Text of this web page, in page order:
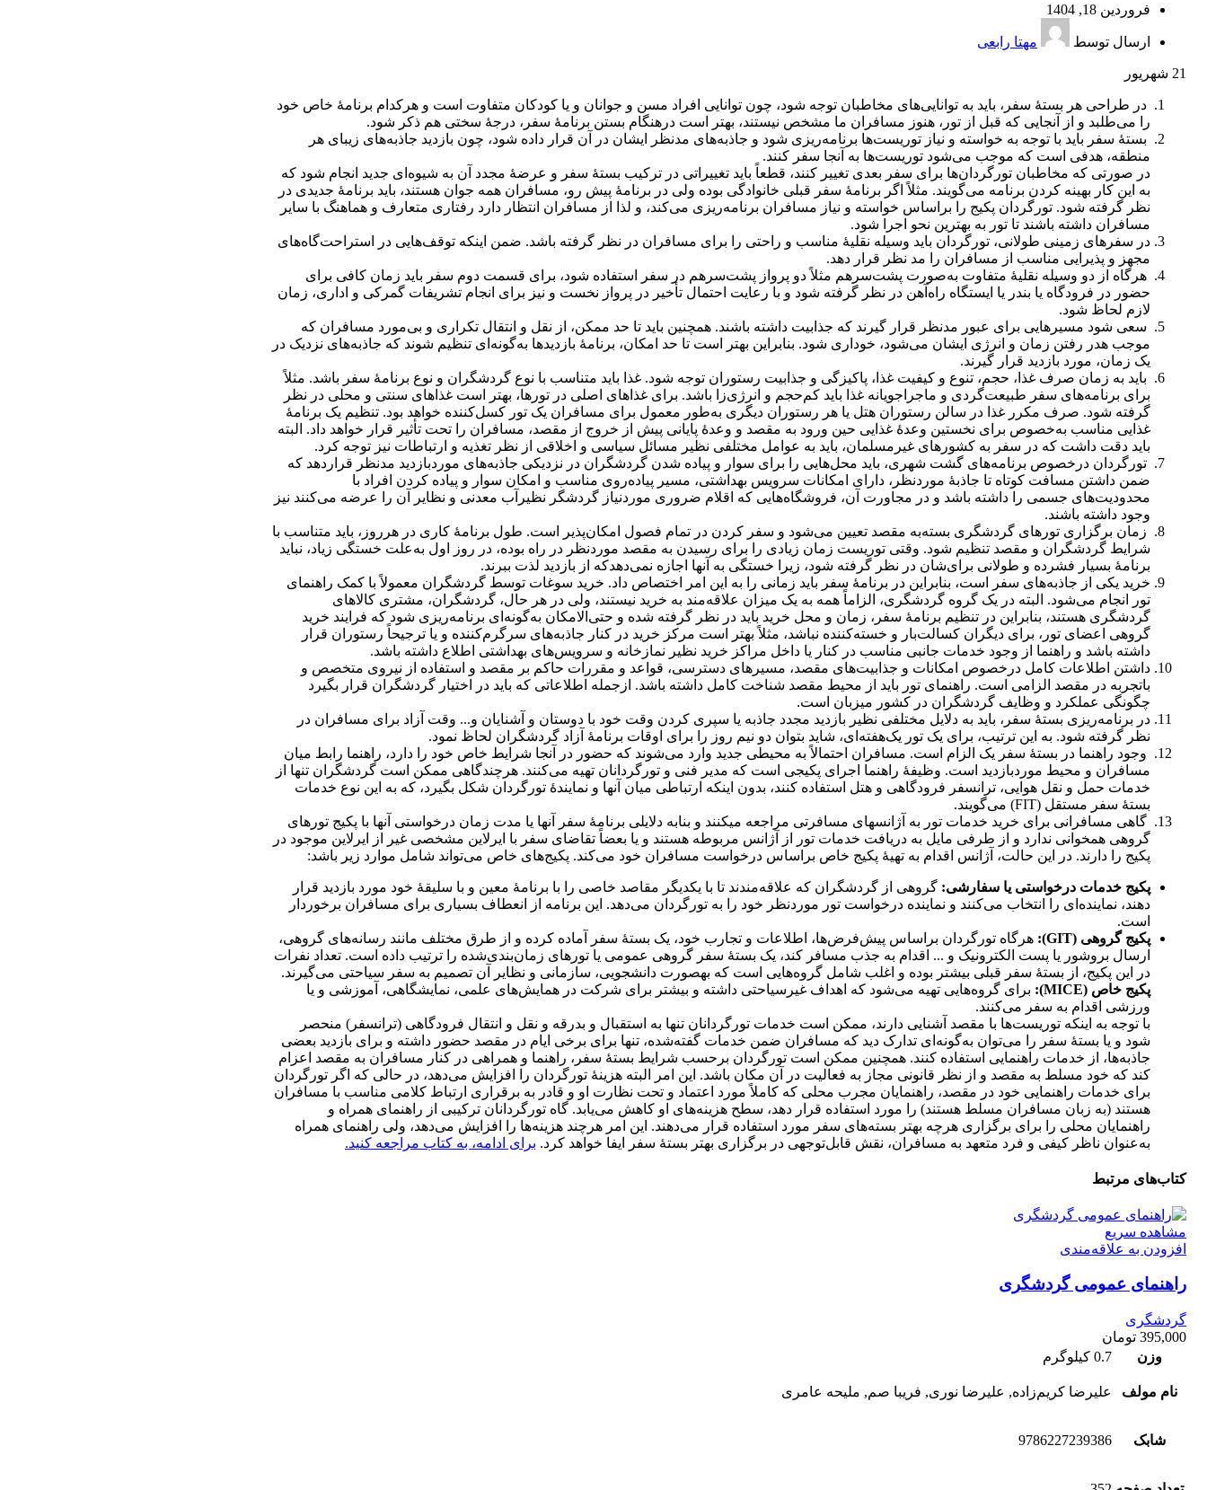
فروردین 18, 1404
ارسال توسط مهتا رابعی
21 شهریور
در طراحی هر بستۀ سفر، باید به توانایی‌های مخاطبان توجه شود، چون توانایی افراد مسن و جوانان و یا کودکان متفاوت است و هرکدام برنامۀ خاص خود
را می‌طلبد و از آنجایی که قبل از تور، هنوز مسافران ما مشخص نیستند، بهتر است درهنگام بستن برنامۀ سفر، درجۀ سختی هم ذکر شود.
بستۀ سفر باید با توجه به خواسته و نیاز توریست‌ها برنامه‌ریزی شود و جاذبه‌های مدنظر ایشان در آن قرار داده شود، چون بازدید جاذبه‌های زیبای هر
منطقه، هدفی است که موجب می‌شود توریست‌ها به آنجا سفر کنند.
در صورتی که مخاطبان تورگردان‌ها برای سفر بعدی تغییر کنند، قطعاً باید تغییراتی در ترکیب بستۀ سفر و عرضۀ مجدد آن به شیوه‌ای جدید انجام شود که
به این کار بهینه کردن برنامه می‌گویند. مثلاً اگر برنامۀ سفر قبلی خانوادگی بوده ولی در برنامۀ پیش رو، مسافران همه جوان هستند، باید برنامۀ جدیدی در
نظر گرفته شود. تورگردان پکیج را براساس خواسته و نیاز مسافران برنامه‌ریزی می‌کند، و لذا از مسافران انتظار دارد رفتاری متعارف و هماهنگ با سایر
مسافران داشته باشند تا تور به بهترین نحو اجرا شود.
در سفرهای زمینی طولانی، تورگردان باید وسیله نقلیۀ مناسب و راحتی را برای مسافران در نظر گرفته باشد. ضمن اینکه توقف‌هایی در استراحت‌گاه‌های
مجهز و پذیرایی مناسب از مسافران را مد نظر قرار دهد.
هرگاه از دو وسیله نقلیۀ متفاوت به‌صورت پشت‌سرهم مثلاً دو پرواز پشت‌سرهم در سفر استفاده شود، برای قسمت دوم سفر باید زمان کافی برای
حضور در فرودگاه یا بندر یا ایستگاه راه‌آهن در نظر گرفته شود و با رعایت احتمال تأخیر در پرواز نخست و نیز برای انجام تشریفات گمرکی و اداری، زمان
لازم لحاظ شود.
سعی شود مسیر‌هایی برای عبور مدنظر قرار گیرند که جذابیت داشته باشند. همچنین باید تا حد ممکن، از نقل و انتقال تکراری و بی‌مورد مسافران که
موجب هدر رفتن زمان و انرژی ایشان می‌شود، خوداری شود. بنابراین بهتر است تا حد امکان، برنامۀ بازدید‌ها به‌گونه‌ای تنظیم شوند که جاذبه‌های نزدیک در
یک زمان، مورد بازدید قرار گیرند.
باید به زمان صرف غذا، حجم، تنوع و کیفیت غذا، پاکیزگی و جذابیت رستوران توجه شود. غذا باید متناسب با نوع گردشگران و نوع برنامۀ سفر باشد. مثلاً
برای برنامه‌های سفر طبیعت‌گردی و ماجراجویانه غذا باید کم‌حجم و انرژی‌زا باشد. برای غذاهای اصلی در تورها، بهتر است غذاهای سنتی و محلی در نظر
گرفته شود. صرف مکرر غذا در سالن رستوران هتل یا هر رستوران دیگری به‌طور معمول برای مسافران یک تور کسل‌کننده خواهد بود. تنظیم یک برنامۀ
غذایی مناسب به‌خصوص برای نخستین وعدۀ غذایی حین ورود به مقصد و وعدۀ پایانی پیش از خروج از مقصد، مسافران را تحت تأثیر قرار خواهد داد. البته
باید دقت داشت که در سفر به کشورهای غیر‌مسلمان، باید به عوامل مختلفی نظیر مسائل سیاسی و اخلاقی از نظر تغذیه و ارتباطات نیز توجه کرد.
تورگردان درخصوص برنامه‌های گشت شهری، باید محل‌هایی را برای سوار و پیاده شدن گردشگران در نزدیکی جاذبه‌های موردبازدید مدنظر قراردهد که
ضمن داشتن مسافت کوتاه تا جاذبۀ موردنظر، دارای امکانات سرویس بهداشتی، مسیر پیاده‌روی مناسب و امکان سوار و پیاده کردن افراد با
محدودیت‌های جسمی را داشته باشد و در مجاورت آن، فروشگاه‌هایی که اقلام ضروری موردنیاز گردشگر نظیرآب معدنی و نظایر آن را عرضه می‌کنند نیز
وجود داشته باشند.
زمان برگزاری تورهای گردشگری بسته‌به مقصد تعیین می‌شود و سفر کردن در تمام فصول امکان‌پذیر است. طول برنامۀ کاری در هرروز، باید متناسب با
شرایط گردشگران و مقصد تنظیم شود. وقتی توریست زمان زیادی را برای رسیدن به مقصد موردنظر در راه بوده، در روز اول به‌علت خستگی زیاد، نباید
برنامۀ بسیار فشرده و طولانی برای‌شان در نظر گرفته شود، زیرا خستگی به آنها اجازه نمی‌دهدکه از بازدید لذت ببرند.
خرید یکی از جاذبه‌های سفر است، بنابراین در برنامۀ سفر باید زمانی را به این امر اختصاص داد. خرید سوغات توسط گردشگران معمولاً با کمک راهنمای
تور انجام می‌شود. البته در یک گروه گردشگری، الزاماً همه به یک میزان علاقه‌مند به خرید نیستند، ولی در هر حال، گردشگران، مشتری کالاهای
گردشگری هستند، بنابراین در تنظیم برنامۀ سفر، زمان و محل خرید باید در نظر گرفته شده و حتی‌الامکان به‌گونه‌ای برنامه‌ریزی شود که فرایند خرید
گروهی اعضای تور، برای دیگران کسالت‌بار و خسته‌کننده نباشد، مثلاً بهتر است مرکز خرید در کنار جاذبه‌های سرگرم‌کننده و یا ترجیحاً رستوران قرار
داشته باشد و راهنما از وجود خدمات جانبی مناسب در کنار یا داخل مراکز خرید نظیر نمازخانه و سرویس‌های بهداشتی اطلاع داشته باشد.
داشتن اطلاعات کامل درخصوص امکانات و جذابیت‌های مقصد، مسیرهای دسترسی، قواعد و مقررات حاکم بر مقصد و استفاده از نیروی متخصص و
باتجربه در مقصد الزامی است. راهنمای تور باید از محیط مقصد شناخت کامل داشته باشد. ازجمله اطلاعاتی که باید در اختیار گردشگران قرار بگیرد
چگونگی عملکرد و وظایف گردشگران در کشور میزبان است.
در برنامه‌ریزی بستۀ سفر، باید به دلایل مختلفی نظیر بازدید مجدد جاذبه یا سپری کردن وقت خود با دوستان و آشنایان و... وقت آزاد برای مسافران در
نظر گرفته شود. به این ترتیب، برای یک تور یک‌هفته‌ای، شاید بتوان دو نیم روز را برای اوقات برنامۀ آزاد گردشگران لحاظ نمود.
وجود راهنما در بستۀ سفر یک الزام است. مسافران احتمالاً به محیطی جدید وارد می‌شوند که حضور در آنجا شرایط خاص خود را دارد، راهنما رابط میان
مسافران و محیط موردبازدید است. وظیفۀ راهنما اجرای پکیجی است که مدیر فنی و تورگردانان تهیه می‌کنند. هرچندگاهی ممکن است گردشگران تنها از
خدمات حمل و نقل هوایی، ترانسفر فرودگاهی و هتل استفاده کنند، بدون اینکه ارتباطی میان آنها و نمایندۀ تورگردان شکل بگیرد، که به این نوع خدمات
بستۀ سفر مستقل (FIT) می‌گویند.
گاهی مسافرانی برای خرید خدمات تور به آژانس‎های مسافرتی مراجعه می‎کنند و بنا‌به دلایلی برنامۀ سفر آن‎ها یا مدت زمان درخواستی آن‎ها با پکیج تورهای
گروهی هم‎خوانی ندارد و از طرفی مایل به دریافت خدمات تور از آژانس مربوطه هستند و یا بعضاً تقاضای سفر با ایرلاین مشخصی غیر‌ از ایرلاین موجود در
پکیج را دارند. در این حالت، آژانس اقدام به تهیۀ پکیج خاص براساس درخواست مسافران خود می‌کند. پکیج‌های خاص می‌تواند شامل موارد زیر باشد:
پکیج خدمات درخواستی یا سفارشی: گروهی از گردشگران که علاقه‌مندند تا با یکدیگر مقاصد خاصی را با برنامۀ معین و با سلیقۀ خود مورد بازدید قرار
دهند، نماینده‌ای را انتخاب می‌کنند و نماینده درخواست تور موردنظر خود را به تورگردان می‌دهد. این برنامه از انعطاف بسیاری برای مسافران برخوردار
است.
پکیج گروهی (GIT):
هرگاه تورگردان براساس پیش‌فرض‌ها، اطلاعات و تجارب خود، یک بستۀ سفر آماده کرده و از طرق مختلف مانند رسانه‌های گروهی،
ارسال بروشور یا پست الکترونیک و ... اقدام به جذب مسافر کند، یک بستۀ سفر گروهی عمومی یا تورهای زمان‌بندی‌شده را ترتیب داده است. تعداد نفرات
در این پکیج، از بستۀ سفر قبلی بیشتر بوده و اغلب شامل گروه‌هایی است که به‎صورت دانشجویی، سازمانی و نظایر آن تصمیم به سفر سیاحتی می‌‎گیرند.
پکیج خاص (MICE):
برای گروه‌هایی تهیه می‌شود که اهداف غیر‌سیاحتی داشته و بیشتر برای شرکت در همایش‌‎های علمی، نمایشگاهی، آموزشی و یا
ورزشی اقدام به سفر می‎‌کنند.
با توجه به اینکه توریست‌ها با مقصد آشنایی دارند، ممکن است خدمات تورگردانان تنها به استقبال و بدرقه و نقل و انتقال فرودگاهی (ترانسفر) منحصر
شود و یا بستۀ سفر را می‌توان به‌گونه‌ای تدارک دید که مسافران ضمن خدمات گفته‌شده، تنها برای برخی ایام در مقصد حضور داشته و برای بازدید بعضی
جاذبه‌ها، از خدمات راهنمایی استفاده کنند. همچنین ممکن است تورگردان برحسب شرایط بستۀ سفر، راهنما و همراهی در کنار مسافران به مقصد اعزام
کند که خود مسلط به مقصد و از نظر قانونی مجاز به فعالیت در آن مکان باشد. این امر البته هزینۀ تورگردان را افزایش می‌دهد، در حالی که اگر تورگردان
برای خدمات راهنمایی خود در مقصد، راهنمایان مجرب محلی که کاملاً مورد اعتماد و تحت نظارت او و قادر به برقراری ارتباط کلامی مناسب با مسافران
هستند (به زبان مسافران مسلط هستند) را مورد استفاده قرار دهد، سطح هزینه‌های او کاهش می‌یابد. گاه تورگردانان ترکیبی از راهنمای همراه و
راهنمایان محلی را برای برگزاری هرچه بهتر بسته‌های سفر مورد استفاده قرار می‌دهند. این امر هرچند هزینه‌ها را افزایش می‌دهد، ولی راهنمای همراه
به‌عنوان ناظر کیفی و فرد متعهد به مسافران، نقش قابل‌توجهی در برگزاری بهتر بستۀ سفر ایفا خواهد کرد. برای ادامه، به کتاب مراجعه کنید.
کتاب‌های مرتبط
مشاهده سریع
افزودن به علاقه‌مندی
راهنمای عمومی گردشگری
گردشگری
395,000 تومان
وزن
0.7 کیلوگرم
نام مولف علیرضا کریم‌زاده, علیرضا نوری, فریبا صم, ملیحه عامری
شابک 9786227239386